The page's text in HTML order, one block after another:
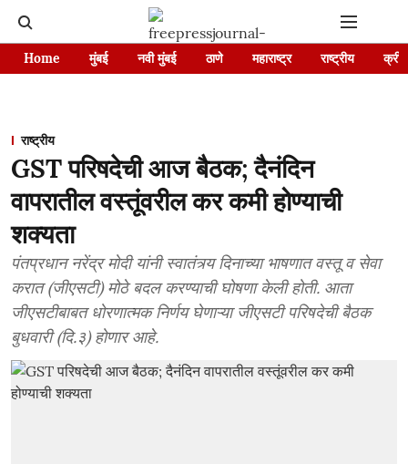
Home मुंबई नवी मुंबई ठाणे महाराष्ट्र राष्ट्रीय
राष्ट्रीय
GST परिषदेची आज बैठक; दैनंदिन
वापरातील वस्तूंवरील कर कमी होण्याची
शक्यता
पंतप्रधान नरेंद्र मोदी यांनी स्वातंत्र्य दिनाच्या भाषणात वस्तू व सेवा
करात (जीएसटी) मोठे बदल करण्याची घोषणा केली होती. आता
जीएसटीबाबत धोरणात्मक निर्णय घेणाऱ्या जीएसटी परिषदेची बैठक
बुधवारी (दि.३) होणार आहे.